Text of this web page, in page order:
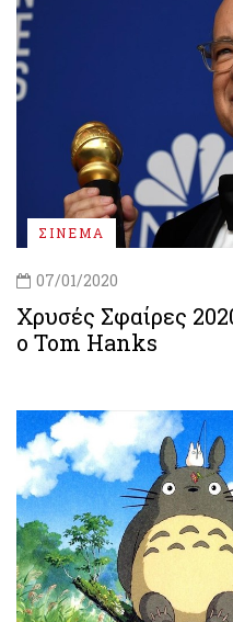
ΣΙΝΕΜΑ
07/01/2020
Χρυσές Σφαίρες
ο Tom Hanks